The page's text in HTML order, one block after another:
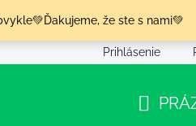
že ste s nami💚
Podmienky ochrany
Prihlásenie